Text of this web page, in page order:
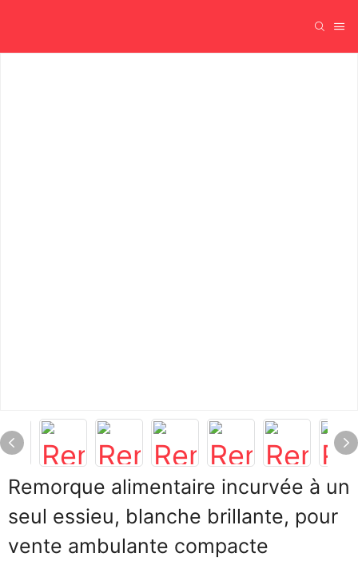
Remorque alimentaire incurvée à un
seul essieu, blanche brillante, pour
vente ambulante compacte